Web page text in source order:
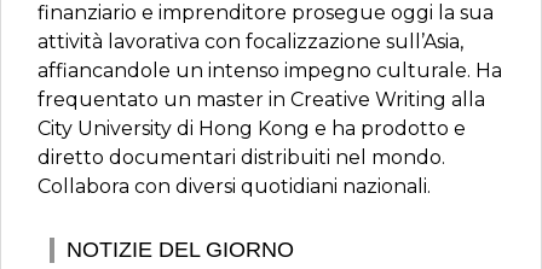
finanziario e imprenditore prosegue oggi la sua
attività lavorativa con focalizzazione sull’Asia,
affiancandole un intenso impegno culturale. Ha
frequentato un master in Creative Writing alla
City University di Hong Kong e ha prodotto e
diretto documentari distribuiti nel mondo.
Collabora con diversi quotidiani nazionali.
NOTIZIE DEL GIORNO